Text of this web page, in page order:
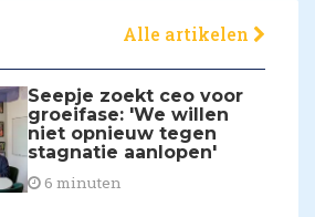
Alle artikelen
Seepje zoekt ceo voor
groeifase: 'We willen
niet opnieuw tegen
stagnatie aanlopen'
6 minuten